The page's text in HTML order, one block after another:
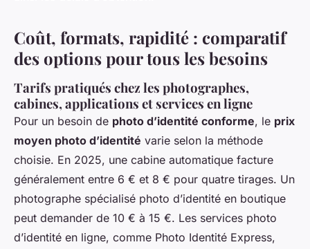
Coût, formats, rapidité : comparatif
des options pour tous les besoins
Tarifs pratiqués chez les photographes,
cabines, applications et services en ligne
Pour un besoin de photo d’identité conforme, le prix
moyen photo d’identité varie selon la méthode
choisie. En 2025, une cabine automatique facture
généralement entre 6 € et 8 € pour quatre tirages. Un
photographe spécialisé photo d’identité en boutique
peut demander de 10 € à 15 €. Les services photo
d’identité en ligne, comme Photo Identité Express,